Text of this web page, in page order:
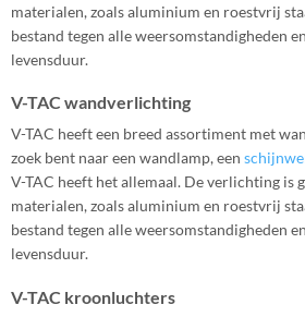
materialen, zoals aluminium en roestvrij
bestand tegen alle weersomstandigheden
levensduur.
V-TAC wandverlichting
V-TAC heeft een breed assortiment met
zoek bent naar een wandlamp, een
V-TAC heeft het allemaal. De verlichting is
materialen, zoals aluminium en roestvrij
bestand tegen alle weersomstandigheden
levensduur.
V-TAC kroonluchters